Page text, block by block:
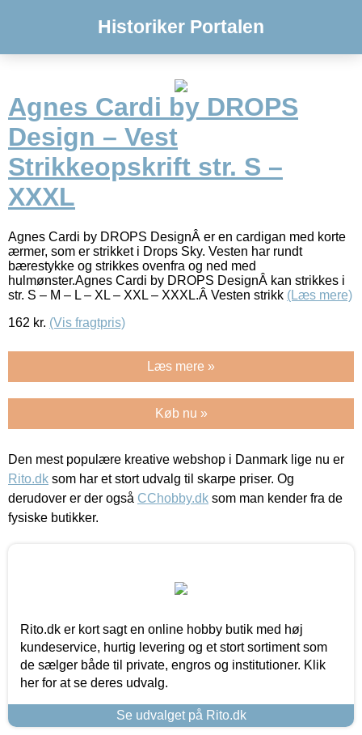
Historiker Portalen
Agnes Cardi by DROPS
Design – Vest
Strikkeopskrift str. S –
XXXL
Agnes Cardi by DROPS DesignÂ er en cardigan med korte
ærmer, som er strikket i Drops Sky. Vesten har rundt
bærestykke og strikkes ovenfra og ned med
hulmønster.Agnes Cardi by DROPS DesignÂ kan strikkes i
str. S – M – L – XL – XXL – XXXL.Â Vesten strikk (Læs mere)
162 kr. (Vis fragtpris)
Læs mere »
Køb nu »
Den mest populære kreative webshop i Danmark lige nu er
Rito.dk som har et stort udvalg til skarpe priser. Og
derudover er der også CChobby.dk som man kender fra de
fysiske butikker.
Rito.dk er kort sagt en online hobby butik med høj
kundeservice, hurtig levering og et stort sortiment som
de sælger både til private, engros og institutioner. Klik
her for at se deres udvalg.
Se udvalget på Rito.dk